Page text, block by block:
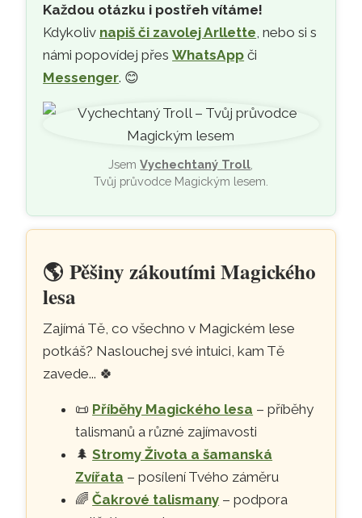
Každou otázku i postřeh vítáme!
Kdykoliv napiš či zavolej Arllette , nebo si s
námi popovídej přesWhatsApp či
Messenger. 😊
JsemVychechtaný Troll
Tvůj průvodce Magickým lesem.
🌎Pěšiny zákoutími Magického
lesa
Zajímá Tě, co všechno v Magickém lese
potkáš? Naslouchej své intuici, kam Tě
zavede... 🍀
📜 Příběhy Magického lesa – příběhy
talismanů a různé zajímavosti
🌲Stromy Života a šamanská
Zvířata – posílení Tvého záměru
🌈Čakrové talismany – podpora